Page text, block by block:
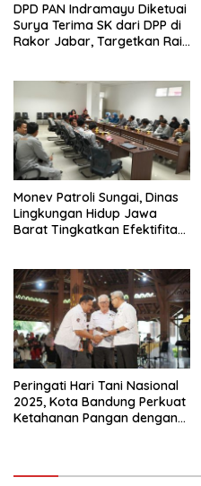
DPD PAN Indramayu Diketuai
Surya Terima SK dari DPP di
Rakor Jabar, Targetkan Raih
Monev Patroli Sungai, Dinas
Lingkungan Hidup Jawa
Barat Tingkatkan Efektifitas
Peringati Hari Tani Nasional
2025, Kota Bandung Perkuat
Ketahanan Pangan dengan